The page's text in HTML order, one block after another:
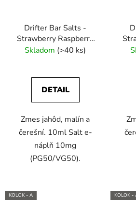
Drifter Bar Salts -
Strawberry Raspberry
Cherry 10ml (10mg) e-
Skladom (>40 ks)
DETAIL
Zmes jahôd, malín a
čerešní. 10ml Salt e-
náplň 10mg
(PG50/VG50).
KOLOK - A KOLOK -